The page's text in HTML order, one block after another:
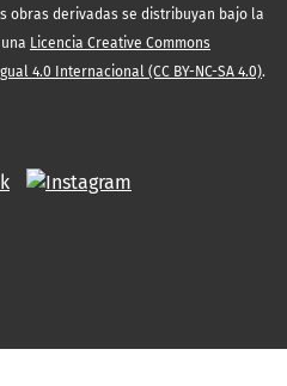
obras derivadas se distribuyan bajo la
Licencia Creative Commons
4.0 Internacional (CC BY-NC-SA 4.0).